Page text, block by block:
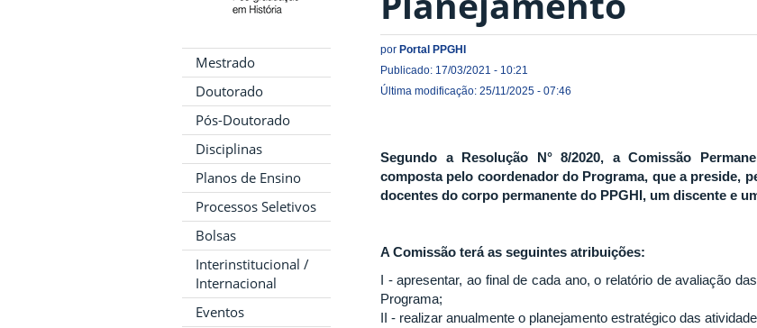
Mestrado
Doutorado
Pós-Doutorado
Disciplinas
Planos de Ensino
Processos Seletivos
Bolsas
Interinstitucional /
Internacional
Eventos
por Portal PPGHI
Publicado: 17/03/2021 - 10:21
Última modificação: 25/11/2025 - 07:46
Segundo a Resolução N° 8/2020, a Comissão
composta pelo coordenador do Programa, que a preside,
docentes do corpo permanente do PPGHI, um discente e
A Comissão terá as seguintes atribuições:
I - apresentar, ao final de cada ano, o relatório de avaliação
Programa;
II - realizar anualmente o planejamento estratégico das